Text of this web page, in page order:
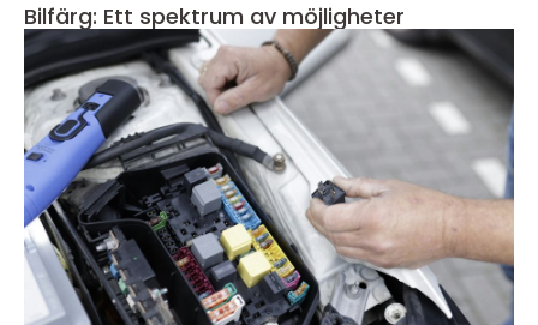
Bilfärg: Ett spektrum av möjligheter